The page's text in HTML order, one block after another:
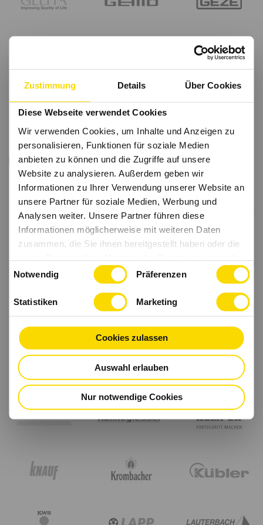
Zustimmung Details Über Cookies
Diese Webseite verwendet Cookies
Wir verwenden Cookies, um Inhalte und Anzeigen zu
personalisieren, Funktionen für soziale Medien
anbieten zu können und die Zugriffe auf unsere
Website zu analysieren. Außerdem geben wir
Informationen zu Ihrer Verwendung unserer Website an
unsere Partner für soziale Medien, Werbung und
Analysen weiter. Unsere Partner führen diese
Informationen möglicherweise mit weiteren Daten
zusammen, die Sie ihnen bereitgestellt haben oder die
haben.
Notwendig Präferenzen
Statistiken Marketing
Cookies zulassen
Auswahl erlauben
Nur notwendige Cookies